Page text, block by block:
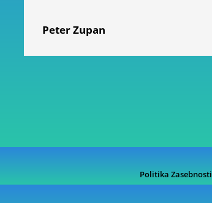
Peter Zupan
Politika Zasebnosti